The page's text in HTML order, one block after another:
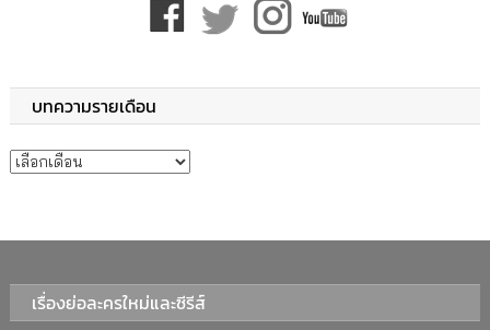
บทความรายเดือน
บทความรายเดือน
เรื่องย่อละครใหม่และซีรีส์